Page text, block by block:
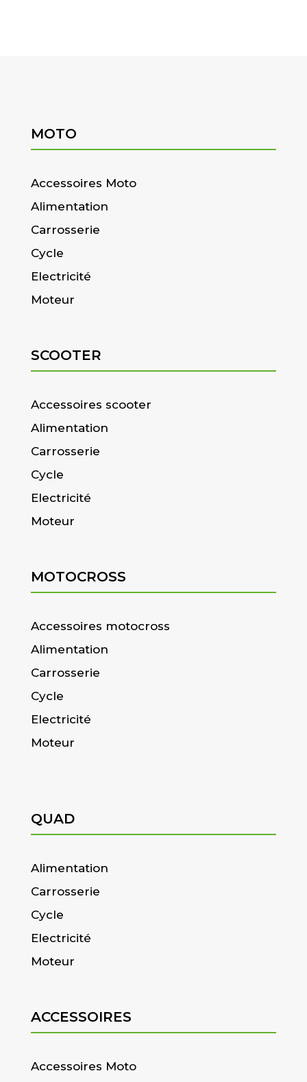
MOTO
Accessoires Moto
Alimentation
Carrosserie
Cycle
Electricité
Moteur
SCOOTER
Accessoires scooter
Alimentation
Carrosserie
Cycle
Electricité
Moteur
MOTOCROSS
Accessoires motocross
Alimentation
Carrosserie
Cycle
Electricité
Moteur
QUAD
Alimentation
Carrosserie
Cycle
Electricité
Moteur
ACCESSOIRES
Accessoires Moto